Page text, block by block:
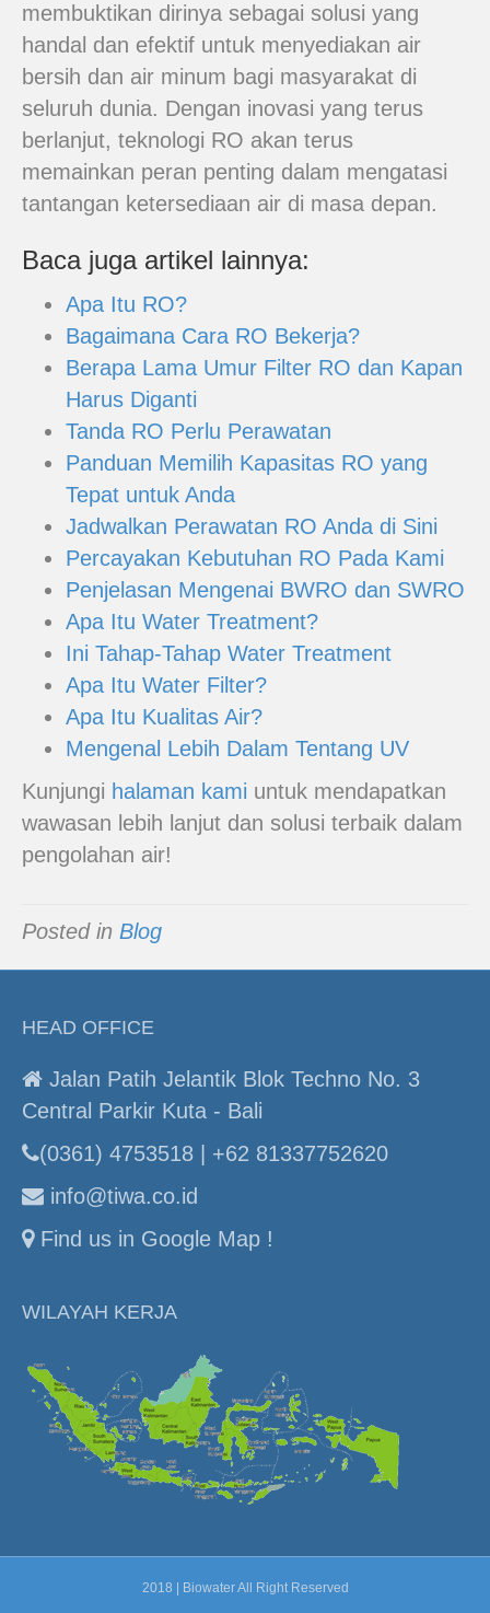
membuktikan dirinya sebagai solusi yang
handal dan efektif untuk menyediakan air
bersih dan air minum bagi masyarakat di
seluruh dunia. Dengan inovasi yang terus
berlanjut, teknologi RO akan terus
memainkan peran penting dalam mengatasi
tantangan ketersediaan air di masa depan.
Baca juga artikel lainnya:
Apa Itu RO?
Bagaimana Cara RO Bekerja?
Berapa Lama Umur Filter RO dan Kapan
Harus Diganti
Tanda RO Perlu Perawatan
Panduan Memilih Kapasitas RO yang
Tepat untuk Anda
Jadwalkan Perawatan RO Anda di Sini
Percayakan Kebutuhan RO Pada Kami
Penjelasan Mengenai BWRO dan SWRO
Apa Itu Water Treatment?
Ini Tahap-Tahap Water Treatment
Apa Itu Water Filter?
Apa Itu Kualitas Air?
Mengenal Lebih Dalam Tentang UV
Kunjungi halaman kami untuk mendapatkan
wawasan lebih lanjut dan solusi terbaik dalam
pengolahan air!
Posted in Blog
HEAD OFFICE
Jalan Patih Jelantik Blok Techno No. 3
Central Parkir Kuta - Bali
(0361) 4753518 | +62 81337752620
info@tiwa.co.id
Find us in Google Map !
WILAYAH KERJA
2018 | Biowater All Right Reserved